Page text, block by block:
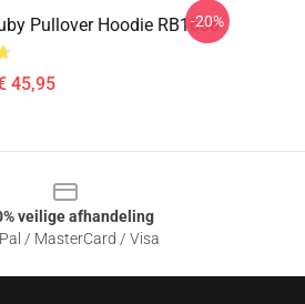
Pullover Hoodie RB1608
45,95
-20%
veilige afhandeling
/ MasterCard / Visa